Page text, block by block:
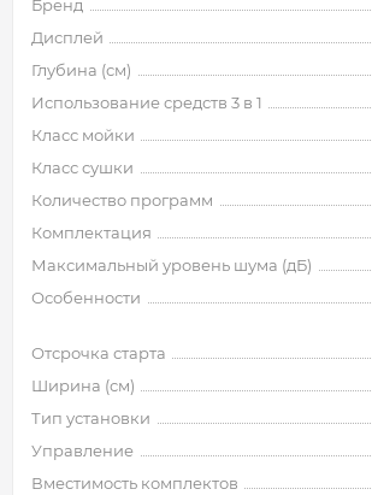
Бренд
Дисплей
Глубина (см)
Использование средств 3 в 1
Класс мойки
Класс сушки
Количество программ
Комплектация
Максимальный уровень шума (дБ)
Особенности
Отсрочка старта
Ширина (см)
Тип установки
Управление
Вместимость комплектов